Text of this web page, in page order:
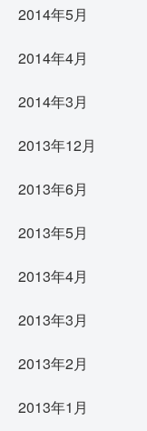
2014年5月
2014年4月
2014年3月
2013年12月
2013年6月
2013年5月
2013年4月
2013年3月
2013年2月
2013年1月